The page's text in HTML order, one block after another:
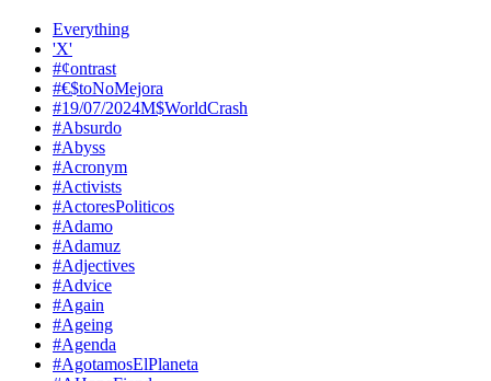
Everything
'X'
#¢ontrast
#€$toNoMejora
#19/07/2024M$WorldCrash
#Absurdo
#Abyss
#Acronym
#Activists
#ActoresPoliticos
#Adamo
#Adamuz
#Adjectives
#Advice
#Again
#Ageing
#Agenda
#AgotamosElPlaneta